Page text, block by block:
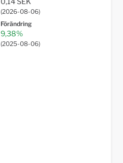
(2026-08-06)
Förändring
9,38%
(2025-08-06)